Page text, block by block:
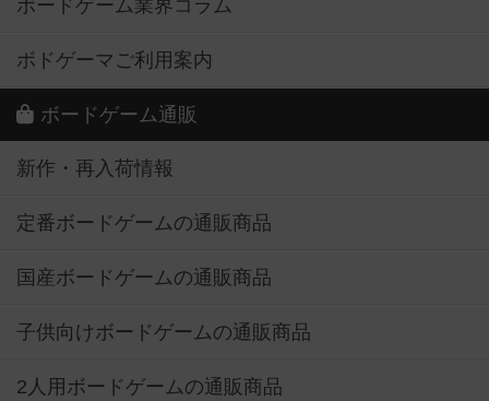
ボードゲーム業界コラム
ボドゲーマご利用案内
ボードゲーム通販
新作・再入荷情報
定番ボードゲームの通販商品
国産ボードゲームの通販商品
子供向けボードゲームの通販商品
2人用ボードゲームの通販商品